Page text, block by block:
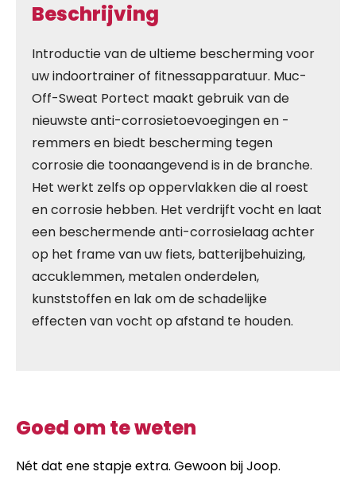
Beschrijving
Introductie van de ultieme bescherming voor
uw indoortrainer of fitnessapparatuur. Muc-
Off-Sweat Portect maakt gebruik van de
nieuwste anti-corrosietoevoegingen en -
remmers en biedt bescherming tegen
corrosie die toonaangevend is in de branche.
Het werkt zelfs op oppervlakken die al roest
en corrosie hebben. Het verdrijft vocht en laat
een beschermende anti-corrosielaag achter
op het frame van uw fiets, batterijbehuizing,
accuklemmen, metalen onderdelen,
kunststoffen en lak om de schadelijke
effecten van vocht op afstand te houden.
Goed om te weten
Nét dat ene stapje extra. Gewoon bij Joop.